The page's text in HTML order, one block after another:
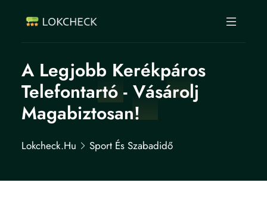
A Legjobb Kerékpáros
Telefontartó - Vásárolj
Magabiztosan!
Lokcheck.hu Sport És Szabadidő